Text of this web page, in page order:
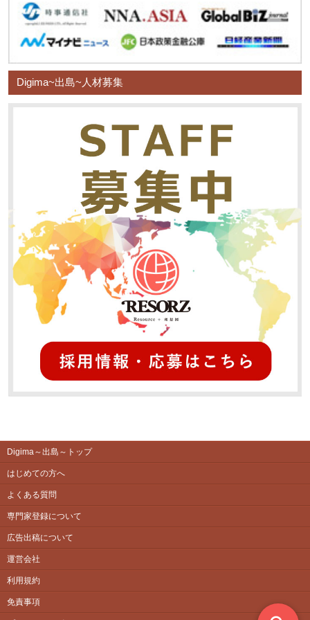
Digima~出島~人材募集
Digima～出島～トップ
はじめての方へ
よくある質問
専門家登録について
広告出稿について
運営会社
利用規約
免責事項